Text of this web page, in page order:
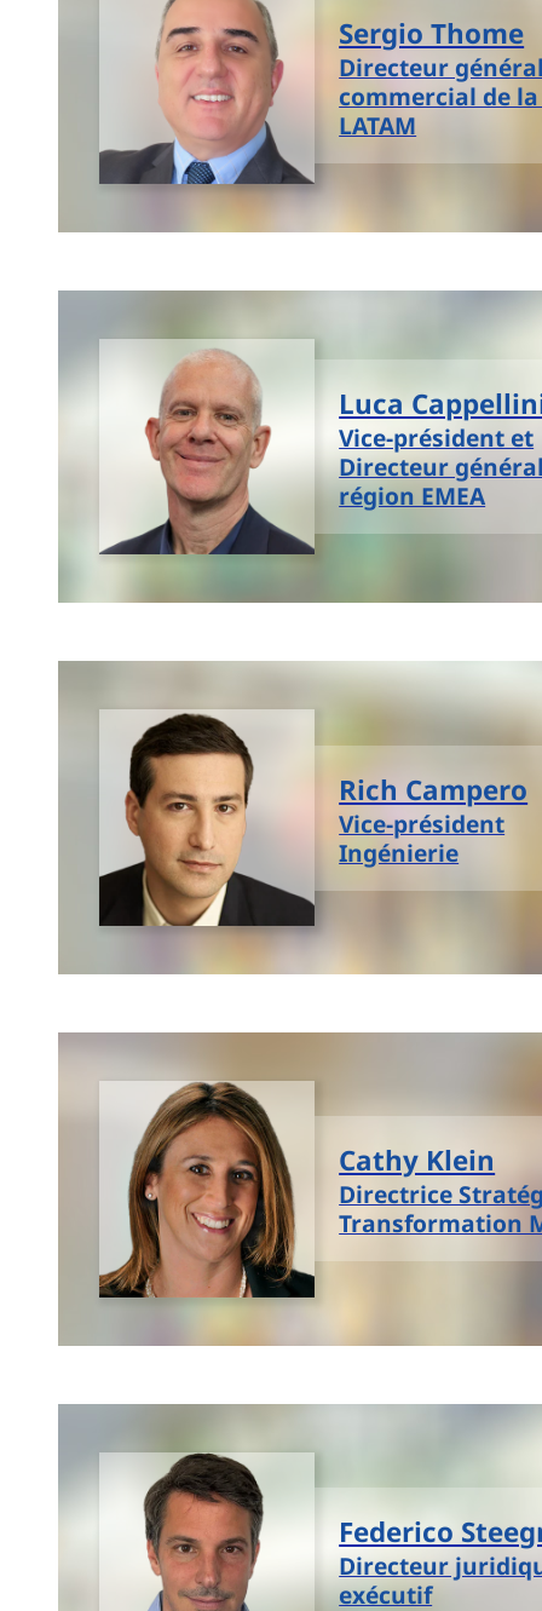
Sergio Thome
Directeur
commercial de
LATAM
Luca
Vice-président et
Directeur
région EMEA
Rich Campero
Vice-président
Ingénierie
Cathy Klein
Directrice
Transformation
Federico
Directeur
exécutif